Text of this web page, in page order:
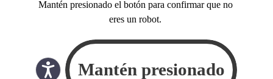
Mantén presionado el botón para confirmar que no
eres un robot.